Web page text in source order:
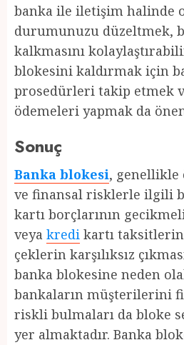
banka ile iletişim halinde
durumunuzu düzeltmek,
kalkmasını
blokesini kaldırmak için
prosedürleri takip etmek
ödemeleri yapmak da
Sonuç
Banka blokesi, genellikle
ve finansal risklerle ilgili
kartı borçlarının
veya kredi kartı
çeklerin karşılıksız
banka blokesine neden
bankaların müşterilerini
riskli bulmaları da bloke
yer almaktadır. Banka